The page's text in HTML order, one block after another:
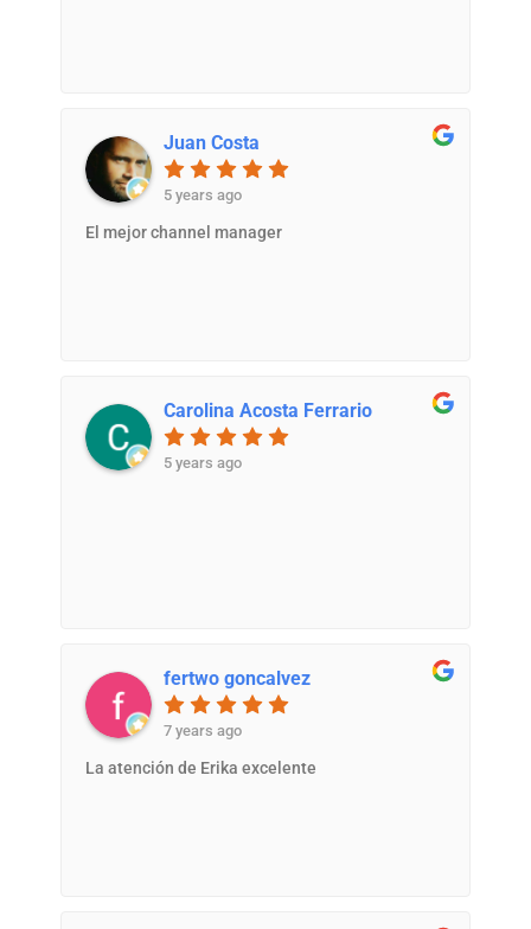
Juan Costa
5 years ago
El mejor channel manager
Carolina Acosta Ferrario
5 years ago
fertwo goncalvez
7 years ago
La atención de Erika excelente